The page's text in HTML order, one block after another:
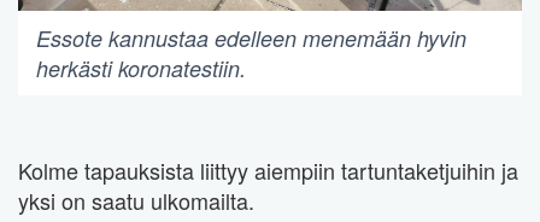
Essote kannustaa edelleen menemään hyvin
herkästi koronatestiin.
Kolme tapauksista liittyy aiempiin tartuntaketjuihin ja
yksi on saatu ulkomailta.